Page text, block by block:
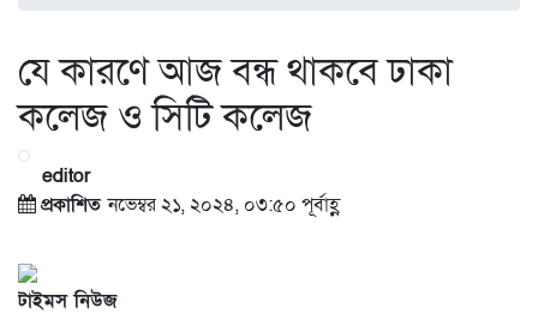
যে কারণে আজ বন্ধ থাকবে ঢাকা
কলেজ ও সিটি কলেজ
editor
প্রকাশিতনভেম্বর ২১, ২০২৪, ০৩:৫০ পূর্বাহ্ণ
টাইমস নিউজ